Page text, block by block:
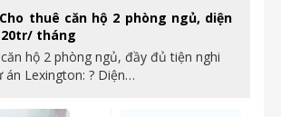
thuê căn hộ 2 phòng ngủ, diện
tháng
hộ 2 phòng ngủ, đầy đủ tiện nghi
án Lexington: ? Diện…